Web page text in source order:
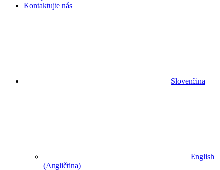
Kontaktujte nás
Slovenčina
English
(Angličtina)